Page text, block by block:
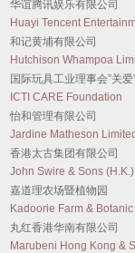
华谊腾讯娱乐有限公司
Huayi Tencent
和记黄埔有限公司
Hutchison Whampoa
国际玩具工业理事会”关爱
ICTI CARE Foundation
怡和管理有限公司
Jardine Matheson
香港太古集团有限公司
John Swire & Sons
嘉道理农场暨植物园
Kadoorie Farm &
丸红香港华南有限公司
Marubeni Hong Kong &